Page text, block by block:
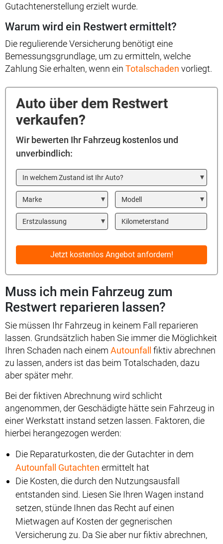
Gutachtenerstellung erzielt wurde.
Warum wird ein Restwert ermittelt?
Die regulierende Versicherung benötigt eine
Bemessungsgrundlage, um zu ermitteln, welche
Zahlung Sie erhalten, wenn ein Totalschaden vorliegt.
Auto über dem Restwert
verkaufen?
Wir bewerten Ihr Fahrzeug kostenlos und
unverbindlich:
In welchem Zustand ist Ihr Auto?
Marke Modell
Year Kilometerstand
Jetzt kostenlos Angebot anfordern!
Muss ich mein Fahrzeug zum
Restwert reparieren lassen?
Sie müssen Ihr Fahrzeug in keinem Fall reparieren
lassen. Grundsätzlich haben Sie immer die Möglichkeit
Ihren Schaden nach einem Autounfall
fiktiv abrechnen
zu lassen, anders ist das beim Totalschaden, dazu
aber später mehr.
Bei der fiktiven Abrechnung wird schlicht
angenommen, der Geschädigte hätte sein Fahrzeug in
einer Werkstatt instand setzen lassen. Faktoren, die
hierbei herangezogen werden:
Die Reparaturkosten, die der Gutachter in dem
Autounfall Gutachten ermittelt hat
Die Kosten, die durch den Nutzungsausfall
entstanden sind. Liesen Sie Ihren Wagen instand
setzen, stünde Ihnen das Recht auf einen
Mietwagen auf Kosten der gegnerischen
Versicherung zu. Da Sie aber nur fiktiv abrechnen,